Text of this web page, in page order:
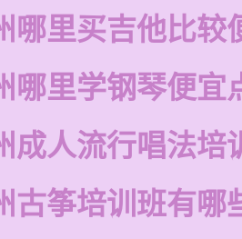
哪里买吉他比较
哪里学钢琴便宜
成人流行唱法培
古筝培训班有哪